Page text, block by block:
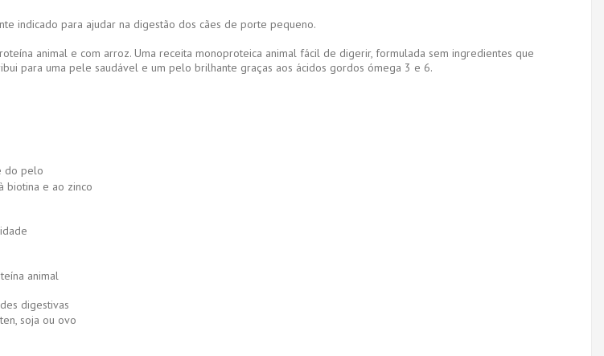
indicado para ajudar na digestão dos cães de porte pequeno.
animal e com arroz. Uma receita monoproteica animal fácil de digerir, formulada sem ingredientes que
para uma pele saudável e um pelo brilhante graças aos ácidos gordos ómega 3 e 6.
do pelo
biotina e ao zinco
animal
digestivas
soja ou ovo